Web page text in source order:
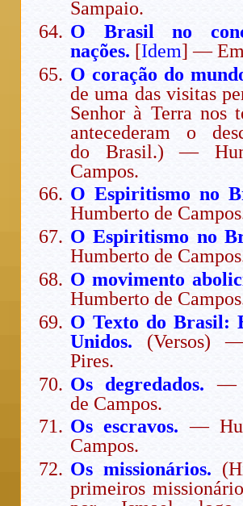
Sampaio.
O Brasil no
nações. [Idem] —
O coração do
de uma das visitas
Senhor à Terra nos
antecederam o
do Brasil.) —
Campos.
O Espiritismo no
Humberto de
O Espiritismo no
Humberto de
O movimento
Humberto de
O Texto do Brasil:
Unidos. (Versos)
Pires.
Os degredados. —
de Campos.
Os escravos. —
Campos.
Os missionários.
primeiros